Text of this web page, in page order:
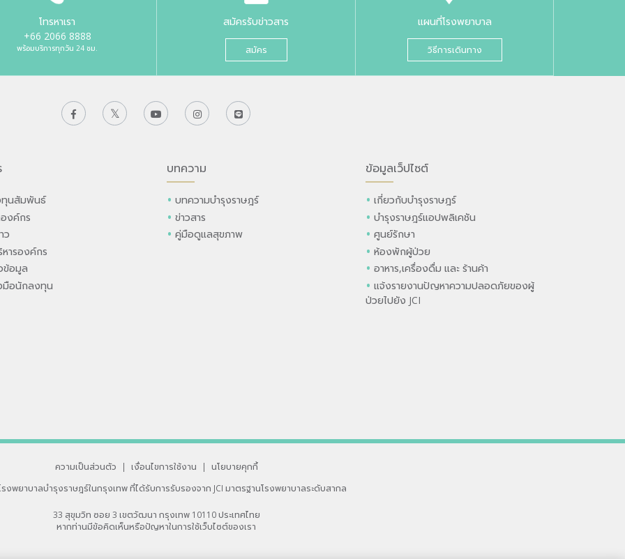
โทรหาเรา
+66 2066 8888
พร้อมบริการทุกวัน 24 ชม.
สมัครรับข่าวสาร
สมัคร
แผนที่โรงพยาบาล
วิธีการเดินทาง
นสัมพันธ์
งค์กร
ว
หารองค์กร
ข้อมูล
มือนักลงทุน
บทความ
บทความบำรุงราษฎร์
ข่าวสาร
คู่มือดูแลสุขภาพ
ข้อมูลเว็ปไซต์
เกี่ยวกับบำรุงราษฎร์
บำรุงราษฎร์แอปพลิเคชัน
ศูนย์รักษา
ห้องพักผู้ป่วย
อาหาร,เครื่องดื่ม และ ร้านค้า
แจ้งรายงานปัญหาความปลอดภัยของผู้
ป่วยไปยัง JCI
ความเป็นส่วนตัว | เงื่อนไขการใช้งาน |
นโยบายคุกกี้
งพยาบาลบำรุงราษฎร์ในกรุงเทพที่ได้รับการรับรองจาก JCI มาตรฐานโรงพยาบาลระดับสากล
33 สุขุมวิท ซอย 3 เขตวัฒนา กรุงเทพ 10110 ประเทศไทย
หากท่านมีข้อคิดเห็นหรือปัญหาในการใช้เว็บไซต์ของเรา